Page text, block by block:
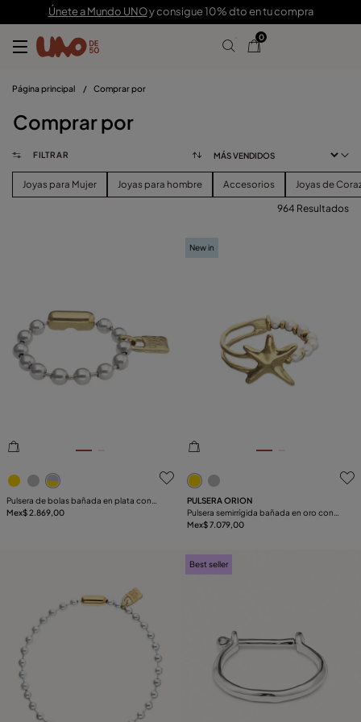
Únete a Mundo UNOy consigue 10% dto en tu compra
0
Página principal / Comprar por
Comprar por
FILTRAR
Joyas para Mujer Joyas para hombre Accesorios Joyas de
PRECIO
TALLA
COMPONENTE
CUERO
964 Resultados
4.7de 5 Valoración del cliente
Pulsera de bolas bañada en plata con
cierre y candado bañado en oro 18k
Mex$ 2.869,00
3.6de 5 Valoración del
New in
PULSERA ORION
Pulsera semirrígida bañada en oro con
perlas y estrella de mar
Mex$ 7.079,00
Best seller